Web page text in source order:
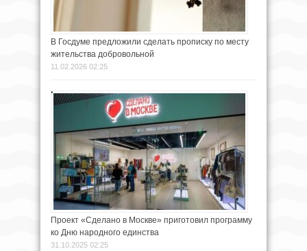
В Госдуме предложили сделать прописку по месту
жительства добровольной
11.02.2026 02:25
Проект «Сделано в Москве» приготовил программу
ко Дню народного единства
31.10.2025 02:25